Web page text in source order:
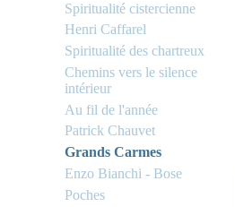
Spiritualité cistercienne
Henri Caffarel
Spiritualité des chartreux
Chemins vers le silence
intérieur
Au fil de l'année
Patrick Chauvet
Grands Carmes
Enzo Bianchi - Bose
Poches